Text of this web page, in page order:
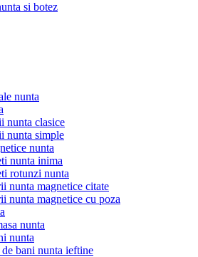
si botez
nunta
nunta clasice
nunta simple
nunta
nunta inima
rotunzi nunta
nunta magnetice citate
nunta magnetice cu poza
nunta
nunta
bani nunta ieftine